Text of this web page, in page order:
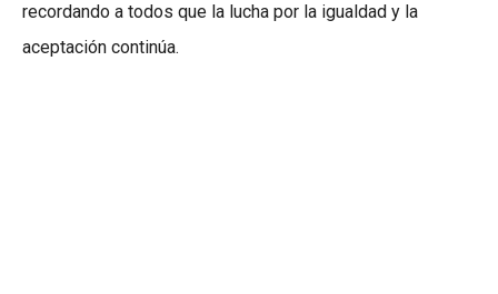
recordando a todos que la lucha por la igualdad y la
aceptación continúa.